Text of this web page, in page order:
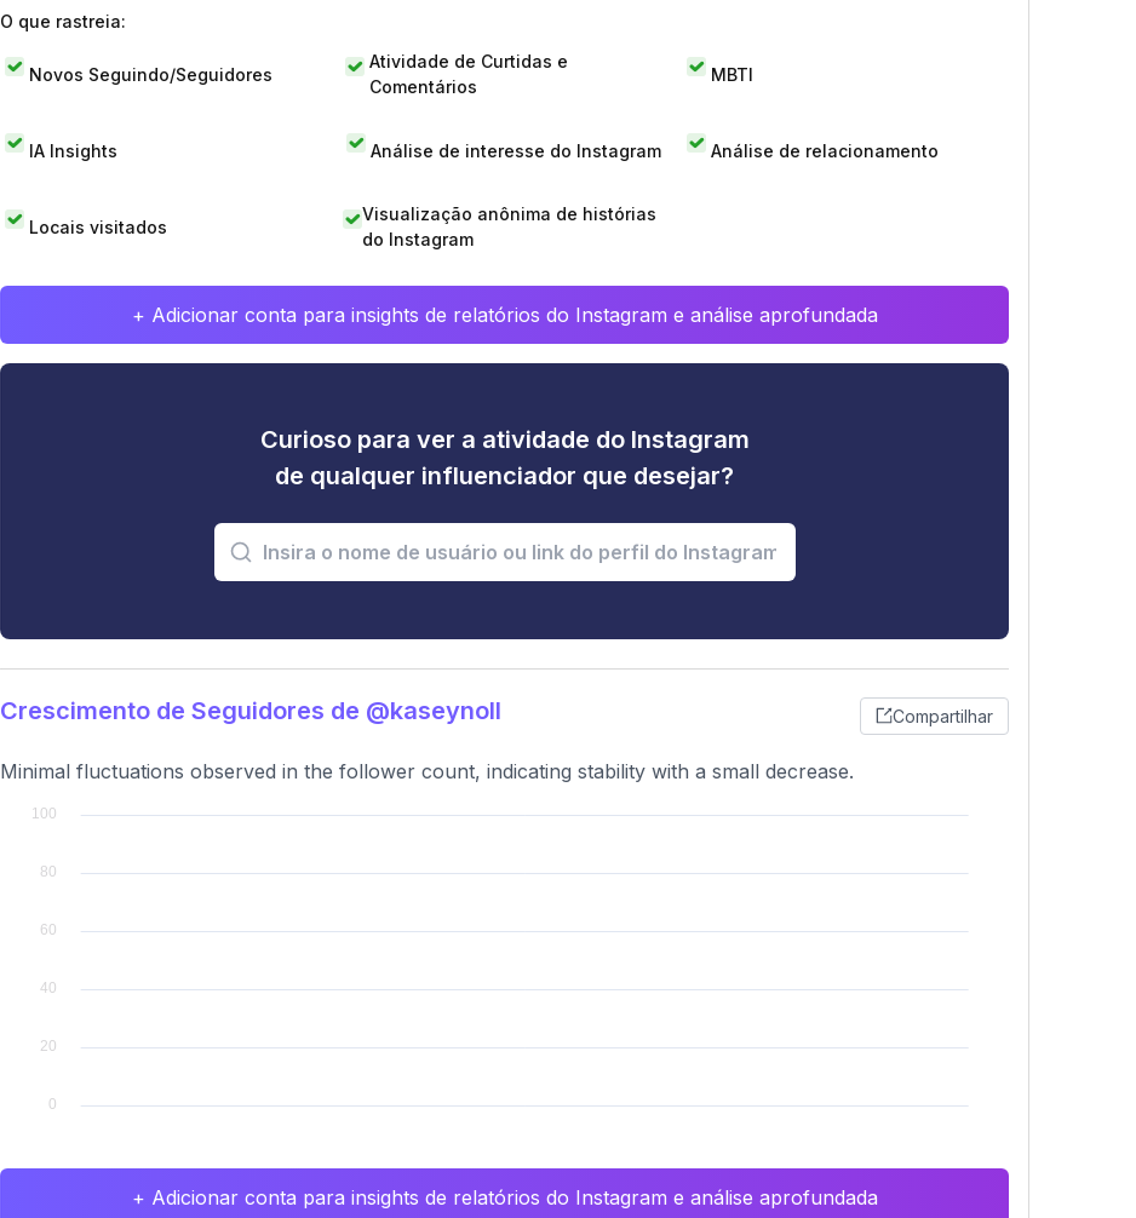
O que rastreia:
Novos Seguindo/Seguidores
Atividade de Curtidas e
Comentários
MBTI
IA Insights Análise de interesse do Instagram Análise de relacionamento
Locais visitados
Visualização anônima de histórias
do Instagram
+ Adicionar conta para insights de relatórios do Instagram e análise aprofundada
Curioso para ver a atividade do Instagram
de qualquer influenciador que desejar?
Crescimento de Seguidores de @kaseynoll Compartilhar
Minimal fluctuations observed in the follower count, indicating stability with a small decrease.
+ Adicionar conta para insights de relatórios do Instagram e análise aprofundada